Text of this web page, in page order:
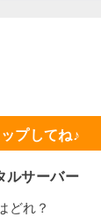
プしてね♪
ルサーバー
どれ？